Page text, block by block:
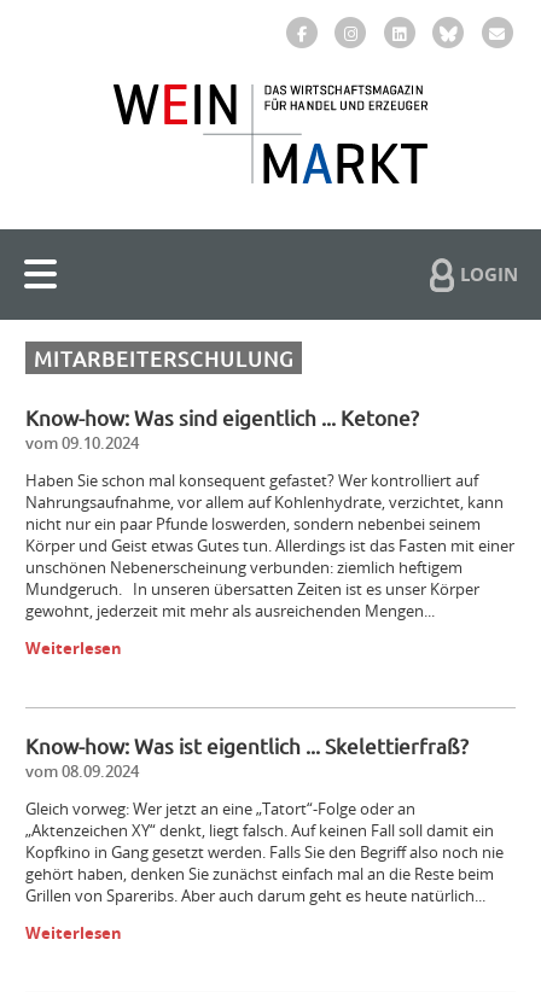
LOGIN
MITARBEITERSCHULUNG
Know-how: Was sind eigentlich ... Ketone?
vom 09.10.2024
Haben Sie schon mal konsequent gefastet? Wer kontrolliert auf
Nahrungsaufnahme, vor allem auf Kohlenhydrate, verzichtet, kann
nicht nur ein paar Pfunde loswerden, sondern nebenbei seinem
Körper und Geist etwas Gutes tun. Allerdings ist das Fasten mit einer
unschönen Nebenerscheinung verbunden: ziemlich heftigem
Mundgeruch. In unseren übersatten Zeiten ist es unser Körper
gewohnt, jederzeit mit mehr als ausreichenden Mengen...
Weiterlesen
Know-how: Was ist eigentlich ... Skelettierfraß?
vom 08.09.2024
Gleich vorweg: Wer jetzt an eine „Tatort“-Folge oder an
„Aktenzeichen XY“ denkt, liegt falsch. Auf keinen Fall soll damit ein
Kopfkino in Gang gesetzt werden. Falls Sie den Begriff also noch nie
gehört haben, denken Sie zunächst einfach mal an die Reste beim
Grillen von Spareribs. Aber auch darum geht es heute natürlich...
Weiterlesen